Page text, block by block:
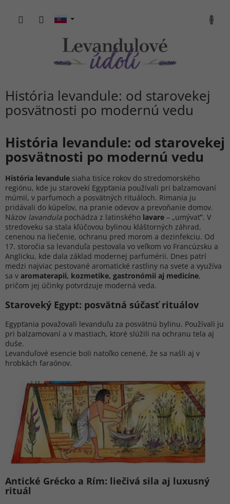
obsah
KOŠÍK
História levandule: od starovekej
posvätnosti po modernú vedu
História levandule: od starovekej
posvätnosti po modernú vedu
História levandule siaha tisíce rokov do stredomorského
regiónu, kde ju starovekí Egypťania používali pri balzamovaní
múmií, v parfumoch a posvätných rituáloch. Rimania ju
pridávali do kúpeľov, na pranie odevov a prevoňanie domov.
Názov lavandula pochádza z latinského lavare – „umývať“. V
stredoveku sa stala kľúčovou bylinou kláštorných záhrad,
cenenou na liečenie, ochranu pred morom a dezinfekciu. Od
17. storočia sa levanduľa pestovala vo veľkom vo Francúzsku a
Anglicku, kde dala základ modernej parfumérii. Dnes patrí
medzi najviac pestované aromatické rastliny na svete a využíva
sa v aromaterapii, kozmetike, gastronómii aj medicíne,
pričom jej účinky potvrdzuje moderná veda.
Staroveký Egypt: posvätná súčasť rituálov
Egypťania považovali levanduľu za posvätnú bylinu. Používali ju
pri balzamovaní a v mastiach, ktoré slúžili na ochranu tela aj
duše.
Levanduľové esencie boli natoľko cenené, že sa našli aj v
hrobkách faraónov.
Antické Grécko a Rím: liečivá sila aj luxusný
rituál